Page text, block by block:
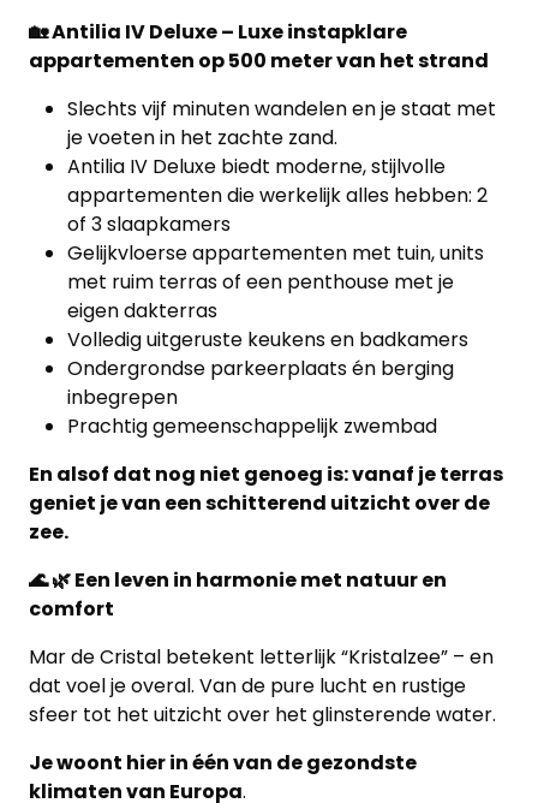
🏡 Antilia IV Deluxe – Luxe instapklare
appartementen op 500 meter van het strand
Slechts vijf minuten wandelen en je staat met
je voeten in het zachte zand.
Antilia IV Deluxe biedt moderne, stijlvolle
appartementen die werkelijk alles hebben: 2
of 3 slaapkamers
Gelijkvloerse appartementen met tuin, units
met ruim terras of een penthouse met je
eigen dakterras
Volledig uitgeruste keukens en badkamers
Ondergrondse parkeerplaats én berging
inbegrepen
Prachtig gemeenschappelijk zwembad
En alsof dat nog niet genoeg is: vanaf je terras
geniet je van een schitterend uitzicht over de
zee.
🌊 🌿 Een leven in harmonie met natuur en
comfort
Mar de Cristal betekent letterlijk “Kristalzee” – en
dat voel je overal. Van de pure lucht en rustige
sfeer tot het uitzicht over het glinsterende water.
Je woont hier in één van de gezondste
klimaten van Europa.